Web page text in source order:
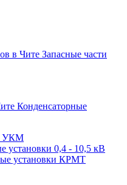
Запасные части
Конденсаторные
УКМ
установки 0,4 - 10,5 кВ
установки КРМТ